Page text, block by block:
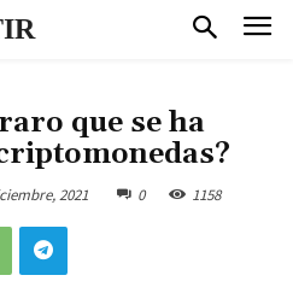
que se ha
2021 0 1158